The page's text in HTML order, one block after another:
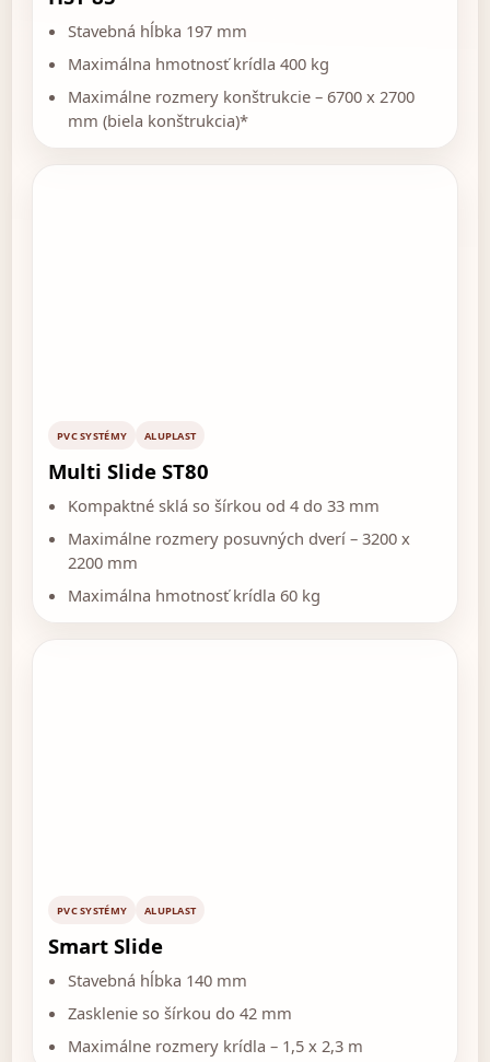
Stavebná hĺbka 197 mm
Maximálna hmotnosť krídla 400 kg
Maximálne rozmery konštrukcie – 6700 x 2700
mm (biela konštrukcia)*
PVC SYSTÉMY ALUPLAST
Multi Slide ST80
Kompaktné sklá so šírkou od 4 do 33 mm
Maximálne rozmery posuvných dverí – 3200 x
2200 mm
Maximálna hmotnosť krídla 60 kg
PVC SYSTÉMY ALUPLAST
Smart Slide
Stavebná hĺbka 140 mm
Zasklenie so šírkou do 42 mm
Maximálne rozmery krídla – 1,5 x 2,3 m